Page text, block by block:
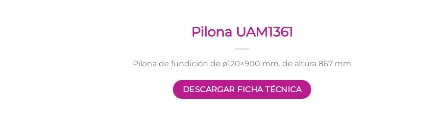
Pilona UAM1361
Pilona de fundición de ø120×900 mm. de altura 867 mm
DESCARGAR FICHA TÉCNICA